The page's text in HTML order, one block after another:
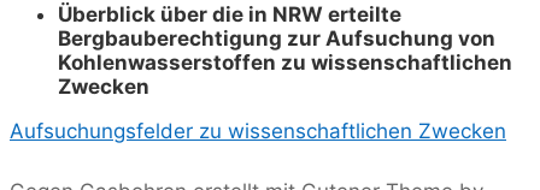
Überblick über die in NRW erteilte
Bergbauberechtigung zur Aufsuchung von
Kohlenwasserstoffen zu wissenschaftlichen
Zwecken
Aufsuchungsfelder zu wissenschaftlichen Zwecken